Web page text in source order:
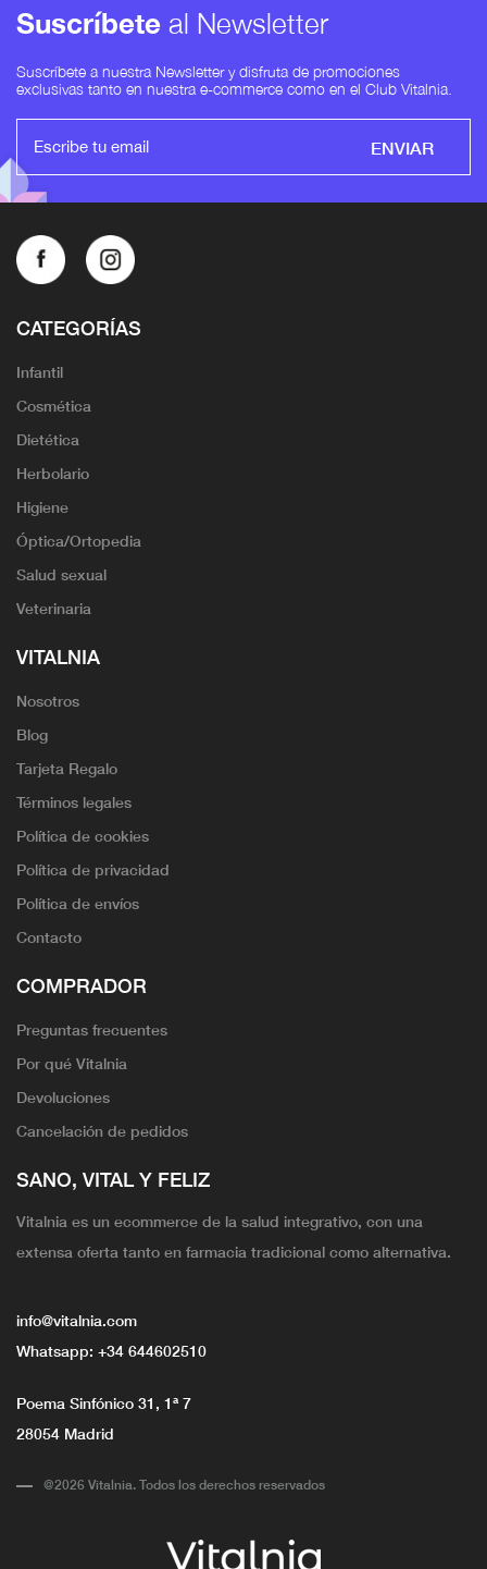
Suscríbete al Newsletter
Suscríbete a nuestra Newsletter y disfruta de promociones
exclusivas tanto en nuestra e-commerce como en el Club Vitalnia.
ENVIAR
CATEGORÍAS
Infantil
Cosmética
Dietética
Herbolario
Higiene
Óptica/Ortopedia
Salud sexual
Veterinaria
VITALNIA
Nosotros
Blog
Tarjeta Regalo
Términos legales
Política de cookies
Política de privacidad
Política de envíos
Contacto
COMPRADOR
Preguntas frecuentes
Por qué Vitalnia
Devoluciones
Cancelación de pedidos
SANO, VITAL Y FELIZ
Vitalnia es un ecommerce de la salud integrativo, con una
extensa oferta tanto en farmacia tradicional como alternativa.
info@vitalnia.com
Whatsapp: +34 644602510
Poema Sinfónico 31, 1ª 7
28054 Madrid
@2026 Vitalnia. Todos los derechos reservados